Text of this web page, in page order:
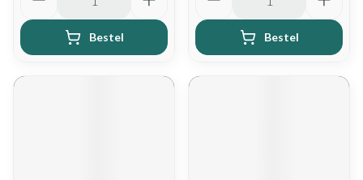
Bestel Bestel